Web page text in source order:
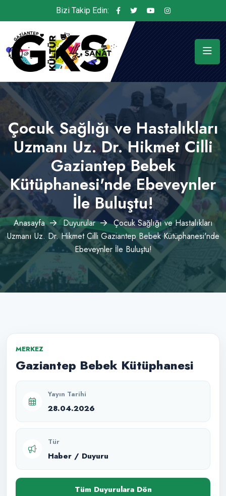
Bizi Takip Edin:
Çocuk Sağlığı ve Hastalıkları
Uzmanı Uz. Dr. Hikmet Cilli
Gaziantep Bebek
Kütüphanesi'nde Ebeveynler
İle Buluştu!
Anasayfa Duyurular
Çocuk Sağlığı ve Hastalıkları
Uzmanı Uz. Dr. Hikmet Cilli Gaziantep Bebek Kütüphanesi'nde
Ebeveynler İle Buluştu!
MERKEZ
Gaziantep Bebek Kütüphanesi
Yayın Tarihi
28.04.2026
Tür
Haber / Duyuru
Tüm Duyurulara Dön